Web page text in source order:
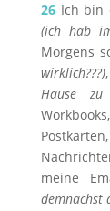
26Ich bin
(ich hab
Morgens
wirklich???)
Hause zu
meine
demnächst